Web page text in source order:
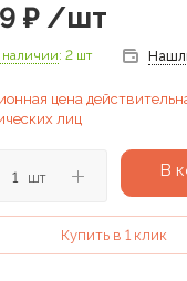
₽/шт
наличии: 2 шт
цена
лиц
шт В
Купить в 1 клик